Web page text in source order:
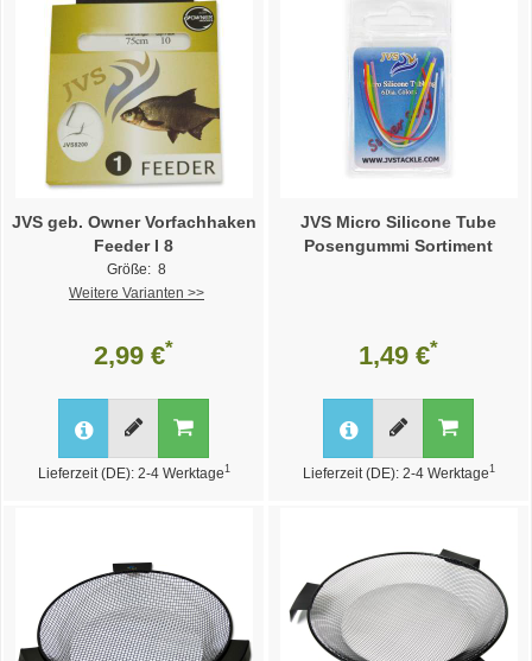
JVS geb. Owner Vorfachhaken
Feeder I 8
Größe: 8
Weitere Varianten >>
2,99 €*
Lieferzeit (DE): 2-4 Werktage1
JVS Micro Silicone Tube
Posengummi Sortiment
1,49 €*
Lieferzeit (DE): 2-4 Werktage1